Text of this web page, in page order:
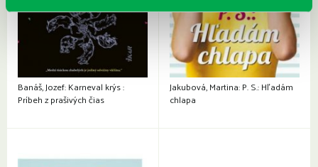
Banáš, Jozef: Karneval krýs :
Príbeh z prašivých čias
Jakubová, Martina: P. S.: Hľadám
chlapa